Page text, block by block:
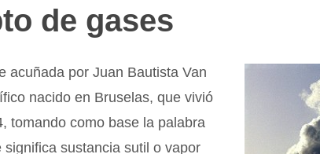
de gases
acuñada por Juan Bautista Van
nacido en Bruselas, que vivió
tomando como base la palabra
significa sustancia sutil o vapor